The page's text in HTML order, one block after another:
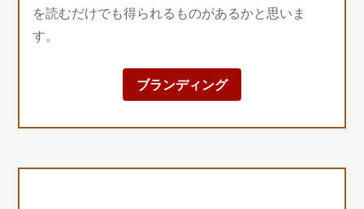
を読むだけでも得られるものがあるかと思いま
す。
ブランディング